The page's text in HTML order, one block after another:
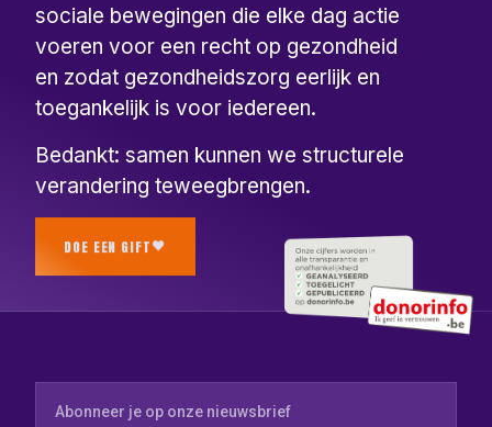
sociale bewegingen die elke dag actie
voeren voor een recht op gezondheid
en zodat gezondheidszorg eerlijk en
toegankelijk is voor iedereen.
Bedankt: samen kunnen we structurele
verandering teweegbrengen.
DOE EEN GIFT